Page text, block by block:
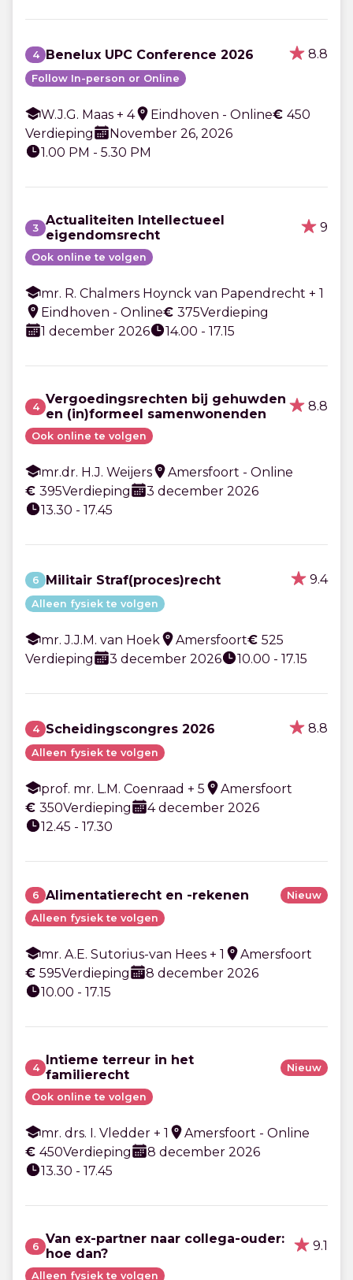
4 Benelux UPC Conference 2026 8.8
Follow In-person or Online
W.J.G. Maas + 4 Eindhoven - Online€ 450
Verdieping
November 26, 2026
1.00 PM - 5.30 PM
3 Actualiteiten Intellectueel
eigendomsrecht
9
Ook online te volgen
mr. R. Chalmers Hoynck van Papendrecht + 1
Eindhoven - Online€ 375Verdieping
1 december 2026
14.00 - 17.15
4 Vergoedingsrechten bij gehuwden
en (in)formeel samenwonenden
8.8
Ook online te volgen
mr.dr. H.J. Weijers
Amersfoort - Online
€ 395Verdieping
3 december 2026
13.30 - 17.45
6 Militair Straf(proces)recht 9.4
Alleen fysiek te volgen
mr. J.J.M. van Hoek Amersfoort€ 525
Verdieping
3 december 2026 10.00 - 17.15
4 Scheidingscongres 2026 8.8
Alleen fysiek te volgen
prof. mr. L.M. Coenraad + 5
Amersfoort
€ 350Verdieping
4 december 2026
12.45 - 17.30
6 Alimentatierecht en -rekenen
Nieuw
Alleen fysiek te volgen
mr. A.E. Sutorius-van Hees + 1
Amersfoort
€ 595Verdieping
8 december 2026
10.00 - 17.15
4
Intieme terreur in het
familierecht
Nieuw
Ook online te volgen
mr. drs. I. Vledder + 1
Amersfoort - Online
€ 450Verdieping
8 december 2026
13.30 - 17.45
6 Van ex-partner naar collega-ouder:
hoe dan?
9.1
Alleen fysiek te volgen